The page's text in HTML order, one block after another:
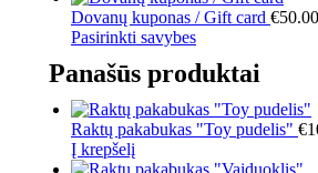
Dovanų kuponas / Gift card €50.00
Pasirinkti savybes
Panašūs produktai
Raktų pakabukas "Toy pudelis" €
Į krepšelį